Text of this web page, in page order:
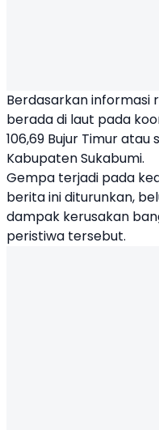
Berdasarkan informasi
berada di laut pada
106,69 Bujur Timur
Kabupaten Sukabumi.
Gempa terjadi pada
berita ini diturunkan,
dampak kerusakan
peristiwa tersebut.